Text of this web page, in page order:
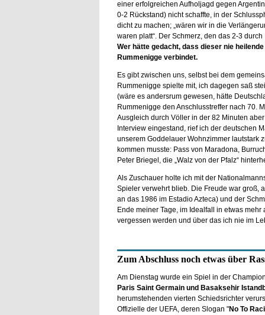
einer erfolgreichen Aufholjagd gegen
0-2 Rückstand) nicht schaffte, in der
dicht zu machen; „wären wir in die
waren platt“. Der Schmerz, den das 2-3
Wer hätte gedacht, dass dieser nie
Rummenigge verbindet.
Es gibt zwischen uns, selbst bei dem
Rummenigge spielte mit, ich dagegen saß
(wäre es andersrum gewesen, hätte
Rummenigge den Anschlusstreffer nach 70.
Ausgleich durch Völler in der 82 Minuten
Interview eingestand, rief ich der deutschen
unserem Goddelauer Wohnzimmer lautstark
kommen musste: Pass von Maradona,
Peter Briegel, die „Walz von der Pfalz“
Als Zuschauer holte ich mit der
Spieler verwehrt blieb. Die Freude war groß,
an das 1986 im Estadio Azteca) und der
Ende meiner Tage, im Idealfall in etwas
vergessen werden und über das ich nie im
Zum Abschluss noch etwas über
Am Dienstag wurde ein Spiel in der
Paris Saint Germain und Basaksehir
herumstehenden vierten Schiedsrichter
Offizielle der UEFA, deren Slogan "No To